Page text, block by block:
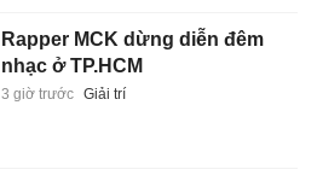
Rapper MCK dừng diễn đêm
nhạc ở TP.HCM
3 giờ trước Giải trí